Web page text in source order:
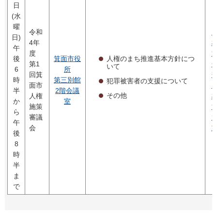
日
(水
曜
日)
午
後
6
時
半
か
ら
午
後
8
時
半
ま
で
令和
4年
度
第1
回箕
面市
人権
施策
審議
会
箕面市役
所
第三別館
2階会議
室
人権のまち推進基本方針につ
いて
犯罪被害者の支援について
その他